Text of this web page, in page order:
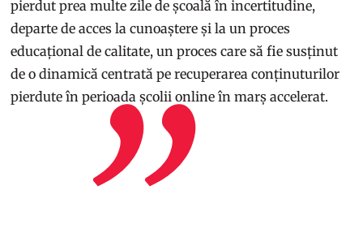
pierdut prea multe zile de școală în incertitudine,
departe de acces la cunoaștere și la un proces
educațional de calitate, un proces care să fie susținut
de o dinamică centrată pe recuperarea conținuturilor
pierdute în perioada școlii online în marș accelerat.